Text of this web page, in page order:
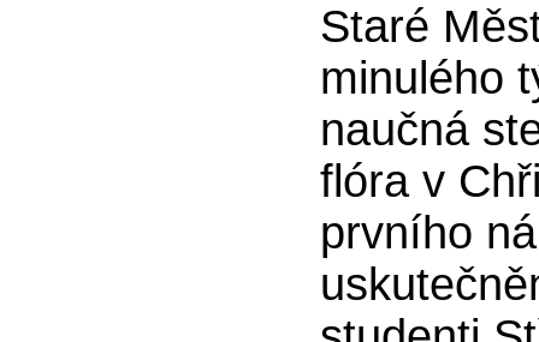
Staré
minulého
naučná
flóra v
prvního